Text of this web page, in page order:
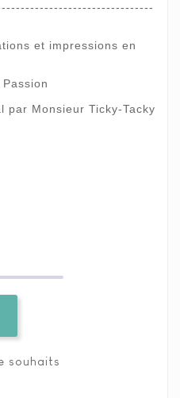
et impressions en
par Monsieur Ticky-Tacky
souhaits